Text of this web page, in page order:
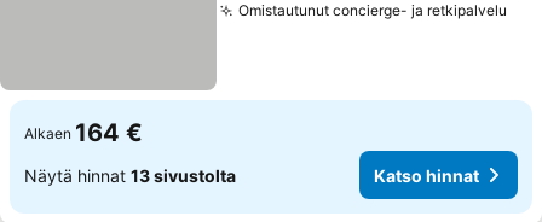
Omistautunut concierge- ja retkipalvelu
Alkaen 164 €
Näytä hinnat 13 sivustolta Katso hinnat